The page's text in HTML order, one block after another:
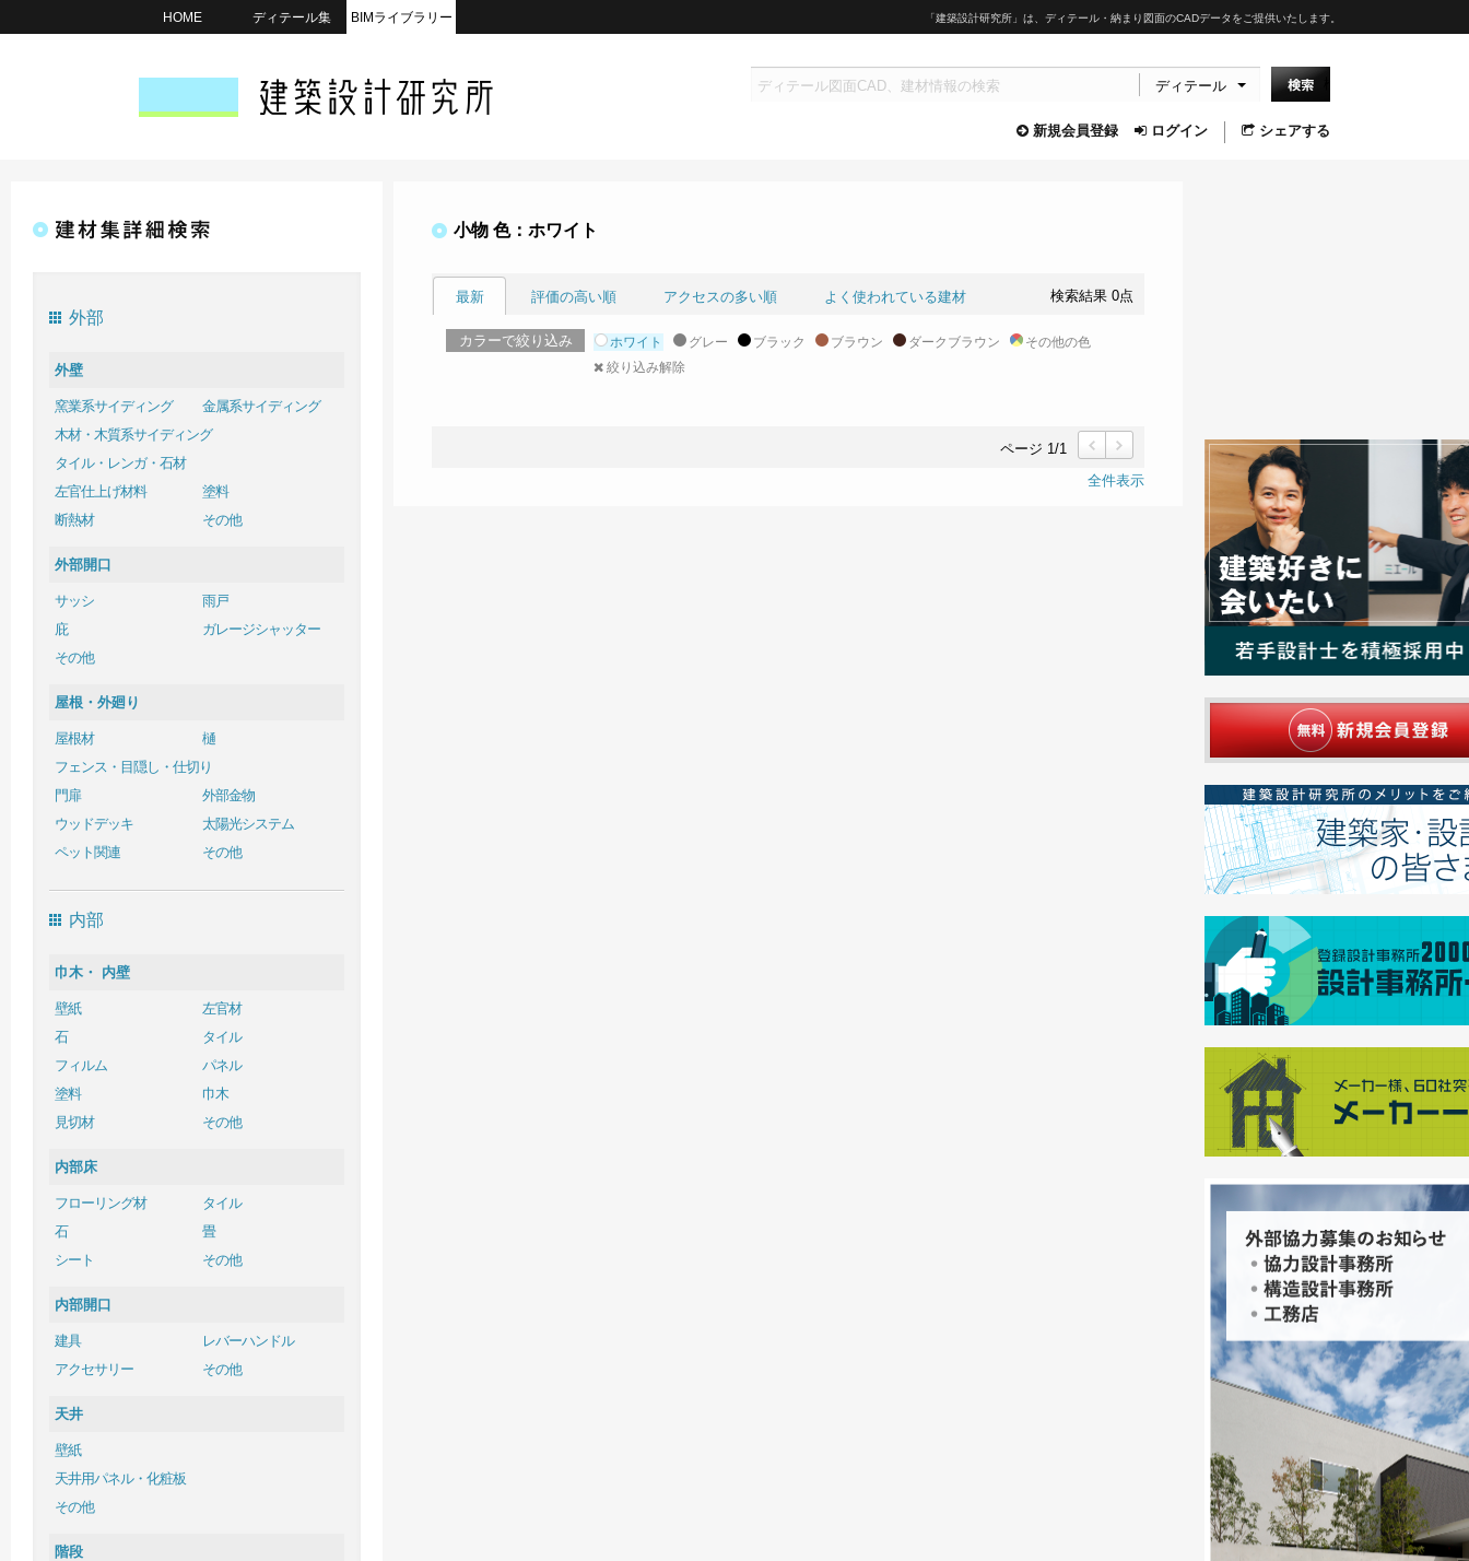
「建築設計研究所」は、ディテール・納まり図面のCADデータをご提供いたします。
HOME ディテール集 BIMライブラリー
ディテール
新規会員登録 ログイン シェアする
外部
外壁
窯業系サイディング
金属系サイディング
木材・木質系サイディング
タイル・レンガ・石材
左官仕上げ材料
塗料
断熱材
その他
外部開口
サッシ
雨戸
庇
ガレージシャッター
その他
屋根・外廻り
屋根材
樋
フェンス・目隠し・仕切り
門扉
外部金物
ウッドデッキ
太陽光システム
ペット関連
その他
内部
巾木・ 内壁
壁紙
左官材
石
タイル
フィルム
パネル
塗料
巾木
見切材
その他
内部床
フローリング材
タイル
石
畳
シート
その他
内部開口
建具
レバーハンドル
アクセサリー
その他
天井
壁紙
天井用パネル・化粧板
その他
階段
小物 色：ホワイト
最新 評価の高い順 アクセスの多い順 よく使われている建材 検索結果 0点
カラーで絞り込み ホワイト グレー ブラック ブラウン ダークブラウン
その他の色
絞り込み解除
ページ 1/1
前
次
全件表示